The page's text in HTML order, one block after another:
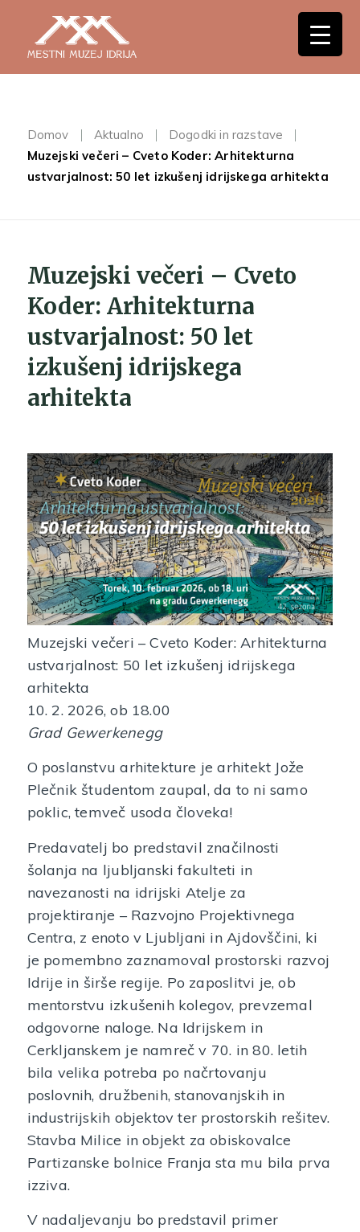
Domov Aktualno
Dogodki in razstave
Muzejski večeri – Cveto Koder: Arhitekturna
ustvarjalnost: 50 let izkušenj idrijskega arhitekta
Muzejski večeri – Cveto
Koder: Arhitekturna
ustvarjalnost: 50 let
izkušenj idrijskega
arhitekta
Muzejski večeri – Cveto Koder: Arhitekturna
ustvarjalnost: 50 let izkušenj idrijskega
arhitekta
10. 2. 2026, ob 18.00
Grad Gewerkenegg
O poslanstvu arhitekture je arhitekt Jože
Plečnik študentom zaupal, da to ni samo
poklic, temveč usoda človeka!
Predavatelj bo predstavil značilnosti
šolanja na ljubljanski fakulteti in
navezanosti na idrijski Atelje za
projektiranje – Razvojno Projektivnega
Centra, z enoto v Ljubljani in Ajdovščini, ki
je pomembno zaznamoval prostorski razvoj
Idrije in širše regije. Po zaposlitvi je, ob
mentorstvu izkušenih kolegov, prevzemal
odgovorne naloge. Na Idrijskem in
Cerkljanskem je namreč v 70. in 80. letih
bila velika potreba po načrtovanju
poslovnih, družbenih, stanovanjskih in
industrijskih objektov ter prostorskih rešitev.
Stavba Milice in objekt za obiskovalce
Partizanske bolnice Franja sta mu bila prva
izziva.
V nadaljevanju bo predstavil primer